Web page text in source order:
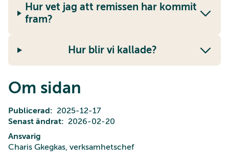
Hur vet jag att remissen har kommit
fram?
Hur blir vi kallade?
Om sidan
Publicerad
2025-12-17
Senast ändrat
2026-02-20
Ansvarig
Charis Gkegkas, verksamhetschef